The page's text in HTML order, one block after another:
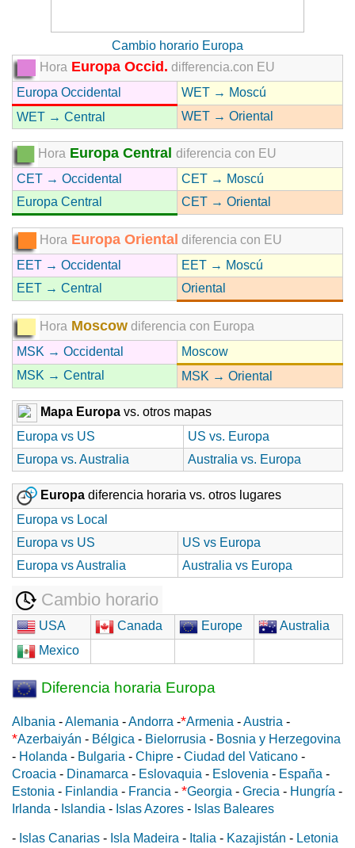
Cambio horario Europa
Hora Europa Occid. differencia.con EU
Europa Occidental
WET → Moscú
WET → Central
WET → Oriental
Hora Europa Central diferencia con EU
CET → Occidental
CET → Moscú
Europa Central
CET → Oriental
Hora Europa Oriental diferencia con EU
EET → Occidental
EET → Moscú
EET → Central
Oriental
Hora Moscow diferencia con Europa
MSK → Occidental
Moscow
MSK → Central
MSK → Oriental
Mapa Europa vs. otros mapas
Europa vs US
US vs. Europa
Europa vs. Australia
Australia vs. Europa
Europa diferencia horaria vs. otros lugares
Europa vs Local
Europa vs US
US vs Europa
Europa vs Australia
Australia vs Europa
Cambio horario
USA Canada Europe
Australia
Mexico
Diferencia horaria Europa
Albania -Alemania -Andorra -*Armenia -Austria -
*Azerbaiyán - Bélgica - Bielorrusia - Bosnia y Herzegovina
- Holanda - Bulgaria - Chipre - Ciudad del Vaticano -
Croacia - Dinamarca - Eslovaquia - Eslovenia - España -
Estonia - Finlandia - Francia - *Georgia - Grecia - Hungría -
Irlanda - Islandia - Islas Azores - Islas Baleares
- Islas Canarias - Isla Madeira - Italia - Kazajistán - Letonia